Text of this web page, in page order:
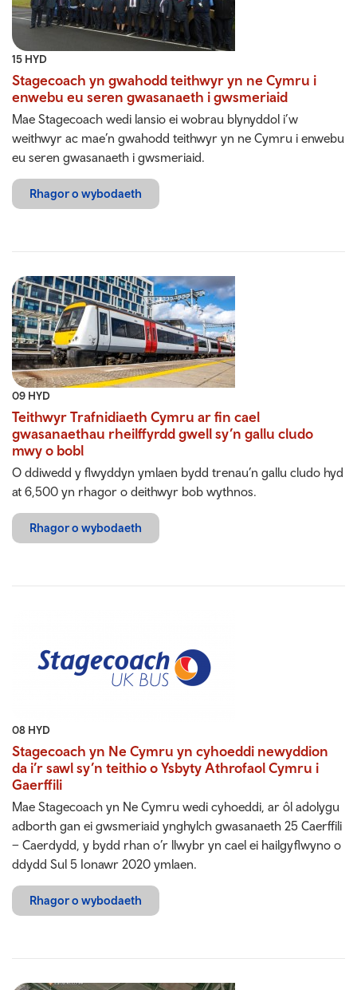
15 HYD
Stagecoach yn gwahodd teithwyr yn ne Cymru i
enwebu eu seren gwasanaeth i gwsmeriaid
Mae Stagecoach wedi lansio ei wobrau blynyddol i’w
weithwyr ac mae’n gwahodd teithwyr yn ne Cymru i enwebu
eu seren gwasanaeth i gwsmeriaid.
Rhagor o wybodaeth
09 HYD
Teithwyr Trafnidiaeth Cymru ar fin cael
gwasanaethau rheilffyrdd gwell sy’n gallu cludo
mwy o bobl
O ddiwedd y flwyddyn ymlaen bydd trenau’n gallu cludo hyd
at 6,500 yn rhagor o deithwyr bob wythnos.
Rhagor o wybodaeth
08 HYD
Stagecoach yn Ne Cymru yn cyhoeddi newyddion
da i’r sawl sy’n teithio o Ysbyty Athrofaol Cymru i
Gaerffili
Mae Stagecoach yn Ne Cymru wedi cyhoeddi, ar ôl adolygu
adborth gan ei gwsmeriaid ynghylch gwasanaeth 25 Caerffili
– Caerdydd, y bydd rhan o’r llwybr yn cael ei hailgyflwyno o
ddydd Sul 5 Ionawr 2020 ymlaen.
Rhagor o wybodaeth